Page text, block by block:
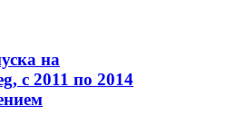
на
с 2011 по 2014